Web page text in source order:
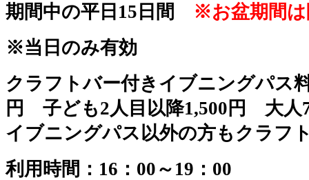
期間中の平日15日間 ※お盆期間
※当日のみ有効
クラフトバー付きイブニングパス
円 子ども2人目以降1,500円 大人
イブニングパス以外の方もクラフ
利用時間：16：00～19：00